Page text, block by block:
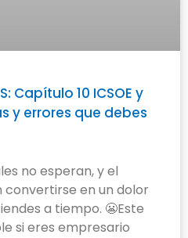
Capítulo 10 ICSOE y
y errores que debes
no esperan, y el
convertirse en un dolor
a tiempo. 😬Este
si eres empresario